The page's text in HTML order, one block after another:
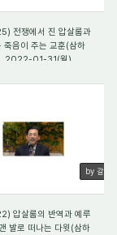
전쟁에서 진 압살롬과
죽음이 주는 교훈(삼하
01-31(월)
by 갈렙
압살롬의 반역과 예루
발로 떠나는 다윗(삼하